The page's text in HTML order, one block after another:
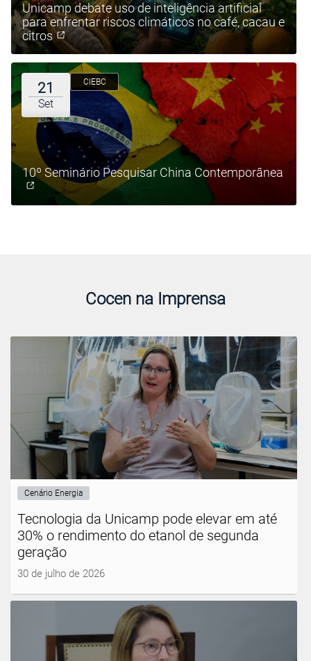
Unicamp debate uso de inteligência artificial
para enfrentar riscos climáticos no café, cacau e
citros
21
Set
CIEBC
10º Seminário Pesquisar China Contemporânea
Cocen na Imprensa
Cenário Energia
Tecnologia da Unicamp pode elevar em até
30% o rendimento do etanol de segunda
geração
30 de julho de 2026